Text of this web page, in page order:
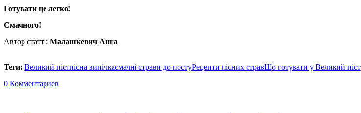
Готувати це легко!
Смачного!
Автор статті: Малашкевич Анна
Теги: Великий пістпісна випічкасмачні страви до постуРецепти пісних стравЩо готувати у Великий піст
0 Комментариев